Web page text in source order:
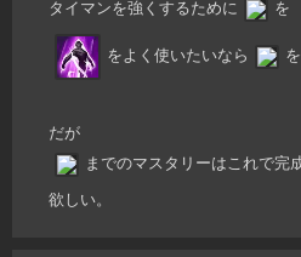
タイマンを強くするために
を
をよく使いたいなら
だが
までのマスタリーはこれで完
欲しい。